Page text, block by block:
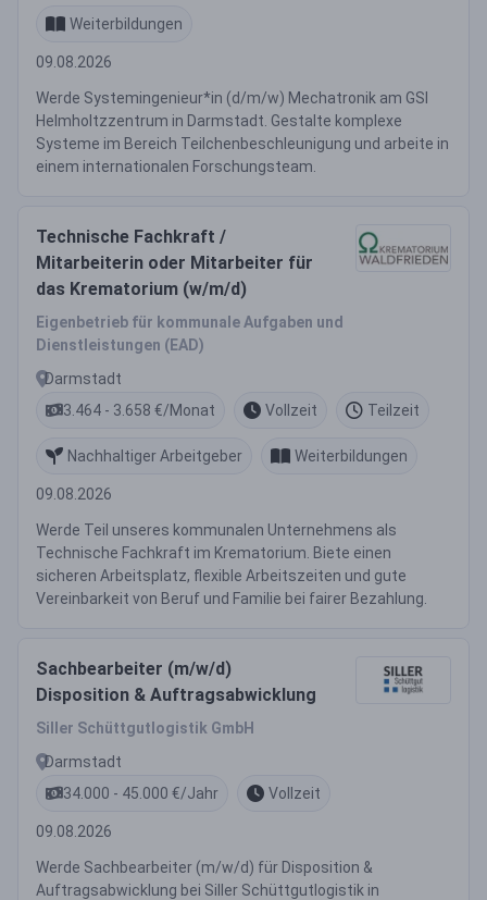
Weiterbildungen
09.08.2026
Werde Systemingenieur*in (d/m/w) Mechatronik am GSI
Helmholtzzentrum in Darmstadt. Gestalte komplexe
Systeme im Bereich Teilchenbeschleunigung und arbeite in
einem internationalen Forschungsteam.
Technische Fachkraft /
Mitarbeiterin oder Mitarbeiter für
das Krematorium (w/m/d)
Eigenbetrieb für kommunale Aufgaben und
Dienstleistungen (EAD)
Darmstadt
3.464 - 3.658 €/Monat
Vollzeit Teilzeit
Nachhaltiger Arbeitgeber Weiterbildungen
09.08.2026
Werde Teil unseres kommunalen Unternehmens als
Technische Fachkraft im Krematorium. Biete einen
sicheren Arbeitsplatz, flexible Arbeitszeiten und gute
Vereinbarkeit von Beruf und Familie bei fairer Bezahlung.
Sachbearbeiter (m/w/d)
Disposition & Auftragsabwicklung
Siller Schüttgutlogistik GmbH
Darmstadt
34.000 - 45.000 €/Jahr
Vollzeit
09.08.2026
Werde Sachbearbeiter (m/w/d) für Disposition &
Auftragsabwicklung bei Siller Schüttgutlogistik in